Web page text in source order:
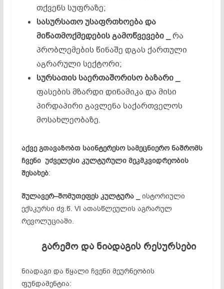
თქვენს სუფრაზე;
სასურსათოუსაფრთხოებადა
მიწათმოქმედებისგამოწვევები_
რა
პრობლემების წინაშე დგას ქართული
აგრარული სექტორი;
სურსათის საერთაშორისობაზარი_
ფასების მზარდი დინამიკა და მისი
პირდაპირი გავლენა საქართველოს
მოსახლეობაზე.
აქვე გთავაზობთ საინტერესო სამეცნიერო ნაშრომს
ჩვენი უძველესი კულტურული მეკმკვიდრეობის
შესახებ:
შულავერ–შომუთეფეს კულტურა _
ისტორიული
ექსკურსი ძვ.წ. VI ათასწლეულის აგრარულ
რევოლუციაში.
გარემო და ნიადაგის რესურსები
ნიადაგი და წყალი ჩვენი მეურნეობის
ფუნდამენტია: